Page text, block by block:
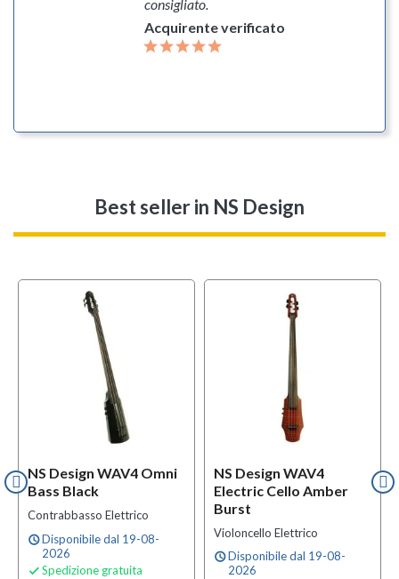
consigliato.
Acquirente verificato
Best sellerin NS Design
NS Design WAV4 Omni
Bass Black
Contrabbasso Elettrico
scheduleDisponibile dal 19-08-
2026
 Spedizione gratuita
NS Design WAV4
Electric Cello Amber
Burst
Violoncello Elettrico
scheduleDisponibile dal 19-08-
2026